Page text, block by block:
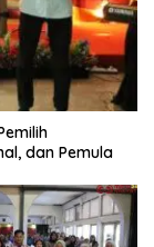
dan Pemula